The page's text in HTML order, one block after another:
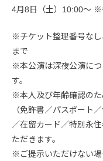
4月8日（土）10:00〜 ※
※チケット整理番号な
まで
※本公演は深夜公演に
す。
※本人及び年齢確認の
（免許書／パスポート
／在留カード／特別永
ただきます。
※ご提示いただけない